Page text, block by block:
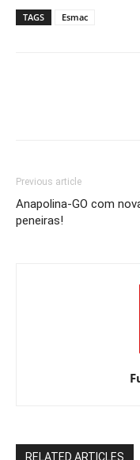
TAGS Esmac
Previous article
Anapolina-GO com
peneiras!
RELATED ARTICLES